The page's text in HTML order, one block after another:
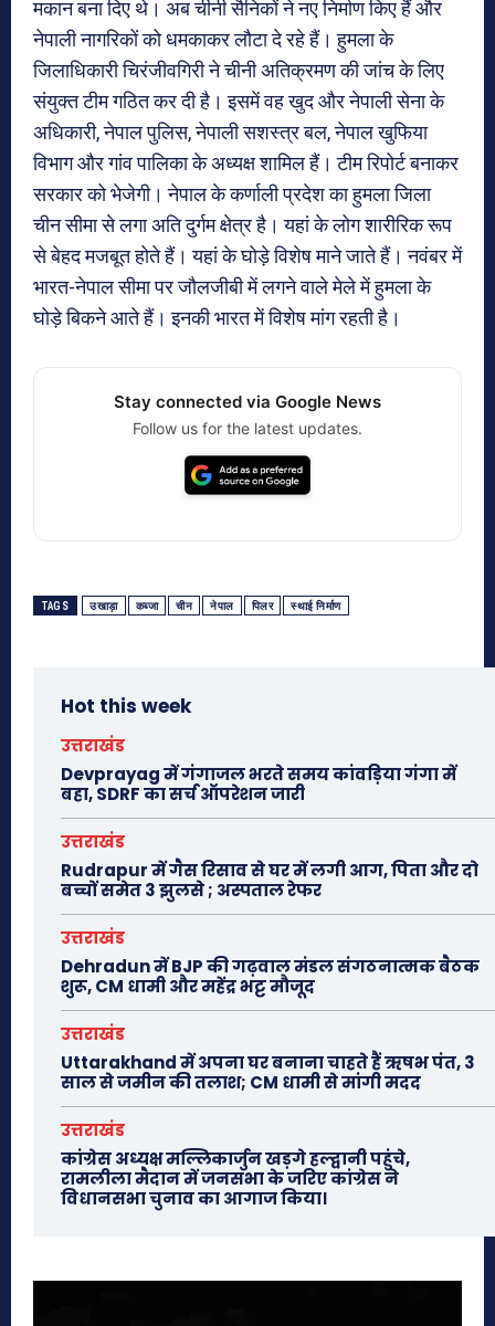
मकान बना दिए थे। अब चीनी सैनिकों ने नए निर्माण किए हैं और
नेपाली नागरिकों को धमकाकर लौटा दे रहे हैं। हुमला के
जिलाधिकारी चिरंजीवगिरी ने चीनी अतिक्रमण की जांच के लिए
संयुक्त टीम गठित कर दी है। इसमें वह खुद और नेपाली सेना के
अधिकारी, नेपाल पुलिस, नेपाली सशस्त्र बल, नेपाल खुफिया
विभाग और गांव पालिका के अध्यक्ष शामिल हैं। टीम रिपोर्ट बनाकर
सरकार को भेजेगी। नेपाल के कर्णाली प्रदेश का हुमला जिला
चीन सीमा से लगा अति दुर्गम क्षेत्र है। यहां के लोग शारीरिक रूप
से बेहद मजबूत होते हैं। यहां के घोड़े विशेष माने जाते हैं। नवंबर में
भारत-नेपाल सीमा पर जौलजीबी में लगने वाले मेले में हुमला के
घोड़े बिकने आते हैं। इनकी भारत में विशेष मांग रहती है।
Stay connected via Google News
Follow us for the latest updates.
TAGS उखाड़ा कब्जा चीन नेपाल पिलर स्थाई निर्माण
Hot this week
उत्तराखंड
Devprayag में गंगाजल भरते समय कांवड़िया गंगा में
बहा, SDRF का सर्च ऑपरेशन जारी
उत्तराखंड
Rudrapur में गैस रिसाव से घर में लगी आग, पिता और दो
बच्चों समेत 3 झुलसे ; अस्पताल रेफर
उत्तराखंड
Dehradun में BJP की गढ़वाल मंडल संगठनात्मक बैठक
शुरू, CM धामी और महेंद्र भट्ट मौजूद
उत्तराखंड
Uttarakhand में अपना घर बनाना चाहते हैं ऋषभ पंत, 3
साल से जमीन की तलाश; CM धामी से मांगी मदद
उत्तराखंड
कांग्रेस अध्यक्ष मल्लिकार्जुन खड़गे हल्द्वानी पहुंचे,
रामलीला मैदान में जनसभा के जरिए कांग्रेस ने
विधानसभा चुनाव का आगाज किया।